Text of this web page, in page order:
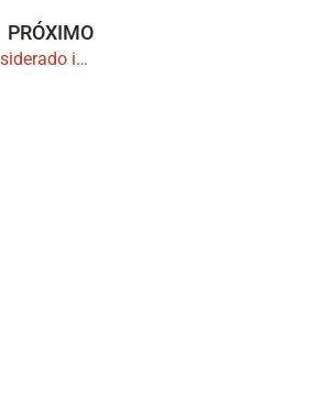
PRÓXIMO
Imóvel cedido pelo devedor a sua família pode ser considerado impenhorável, decide Terceira Turma